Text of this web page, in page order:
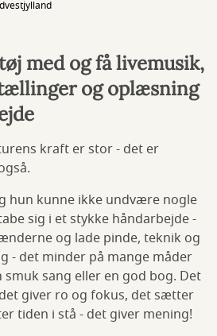
med og få livemusik,
og oplæsning
kraft er stor - det er
hun kunne ikke undvære nogle
sig i et stykke håndarbejde -
og lade pinde, teknik og
- det minder på mange måder
sang eller en god bog. Det
giver ro og fokus, det sætter
tiden i stå - det giver mening!